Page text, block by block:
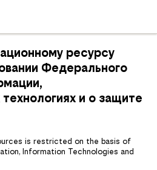
ресурсу
Федерального
и о защите
is restricted on the basis of
Information Technologies and